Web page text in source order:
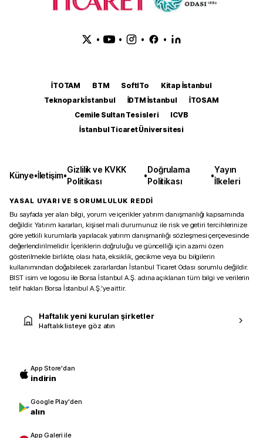
• • • •
İTOTAM BTM SoftITo
Kitap İstanbul
Teknopark İstanbul
İDTM İstanbul
İTOSAM
Cemile Sultan Tesisleri
ICVB
İstanbul Ticaret Üniversitesi
Künye•İletişim•
Gizlilik ve KVKK
Politikası
•
Doğrulama
Politikası
•
Yayın
İlkeleri
YASAL UYARI VE SORUMLULUK REDDİ
Bu sayfada yer alan bilgi, yorum ve içerikler yatırım danışmanlığı kapsamında
değildir. Yatırım kararları, kişisel mali durumunuz ile risk ve getiri tercihlerinize
göre yetkili kurumlarla yapılacak yatırım danışmanlığı sözleşmesi çerçevesinde
değerlendirilmelidir. İçeriklerin doğruluğu ve güncelliği için azami özen
gösterilmekle birlikte, olası hata, eksiklik, gecikme veya bu bilgilerin
kullanımından doğabilecek zararlardan İstanbul Ticaret Odası sorumlu değildir.
BIST isim ve logosu ile Borsa İstanbul A.Ş. adına açıklanan tüm bilgi ve verilerin
telif hakları Borsa İstanbul A.Ş.’ye aittir.
Haftalık yeni kurulan şirketler
Haftalık listeye göz atın
App Store'dan
indirin
Google Play'den
alın
App Galeri ile